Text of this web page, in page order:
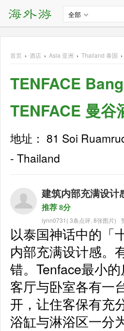
全部
首页 › 酒店 › Asia 亚洲 › Thailand 泰国 ›
TENFACE
TENFACE 曼谷
地址： 81 Soi
- Thailand
建筑内部充满设计
推荐 8分
lynn0731 (3条点评 8张图片)
以泰国神话中的「
内部充满设计感。
错。Tenface最小
客厅与卧室各有一
开，让住客保有充
浴缸与淋浴区一分